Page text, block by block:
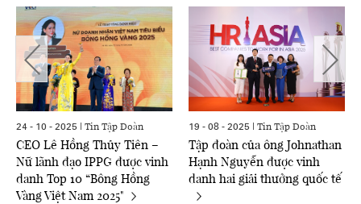
24 - 10 - 2025 | Tin Tập Đoàn
CEO Lê Hồng Thủy Tiên –
Nữ lãnh đạo IPPG được vinh
danh Top 10 “Bông Hồng
Vàng Việt Nam 2025"
19 - 08 - 2025 | Tin Tập Đoàn
Tập đoàn của ông Johnathan
Hạnh Nguyễn được vinh
danh hai giải thưởng quốc tế